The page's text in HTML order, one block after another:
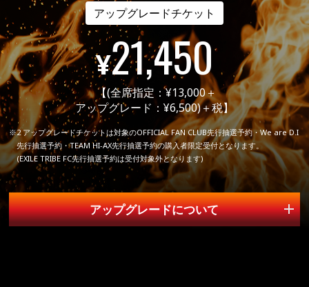
※当日、車椅子でご来場のお客様には、車椅子専用の鑑賞
スペースへご案内いたします。
鑑賞スペースの確保の都合上、チケットをご購入後、公
演の1週間前までに公演のお問い合わせ先までご連絡くだ
さいますようお願いいたします。
介助が必要な方に限り、付き添いの方1名様までご一緒に
ご鑑賞いただけます。
※付き添いの方も必ずチケットが必要となりますのでご注
意ください。
なお、車椅子エリアには定員がございます。満席の場合
はご利用いただけませんので、あらかじめご了承くださ
い。
また、状況により付き添いの方にはご自身の座席でご鑑
アップグレードチケット
¥21,450
【(全席指定：¥13,000＋
アップグレード：¥6,500)＋税】
※2 アップグレードチケットは対象のOFFICIAL FAN CLUB先行抽選予約・We are D.I
先行抽選予約・TEAM HI-AX先行抽選予約の購入者限定受付となります。
(EXILE TRIBE FC先行抽選予約は受付対象外となります)
アップグレードについて